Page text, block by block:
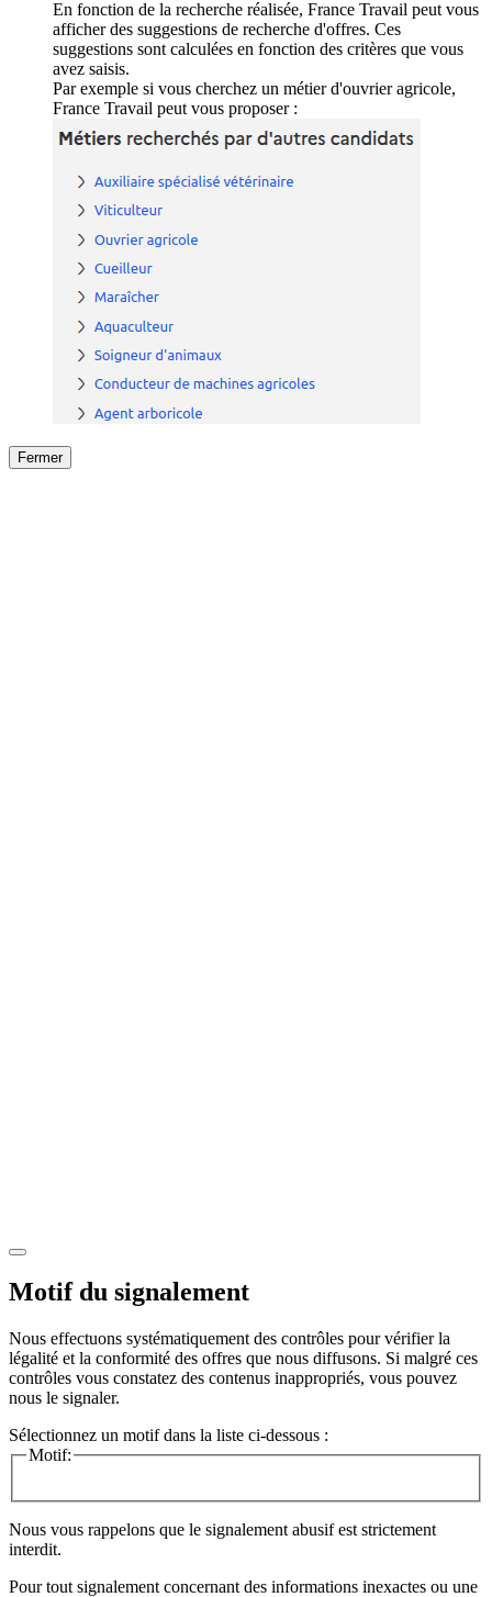
En fonction de la recherche réalisée, France Travail peut vous
afficher des suggestions de recherche d'offres. Ces
suggestions sont calculées en fonction des critères que vous
avez saisis.
Par exemple si vous cherchez un métier d'ouvrier agricole,
France Travail peut vous proposer :
Fermer
Motif du signalement
Nous effectuons systématiquement des contrôles pour vérifier la
légalité et la conformité des offres que nous diffusons. Si malgré ces
contrôles vous constatez des contenus inappropriés, vous pouvez
nous le signaler.
Sélectionnez un motif dans la liste ci-dessous :
Motif:
Nous vous rappelons que le signalement abusif est strictement
interdit.
Pour tout signalement concernant des informations inexactes ou une